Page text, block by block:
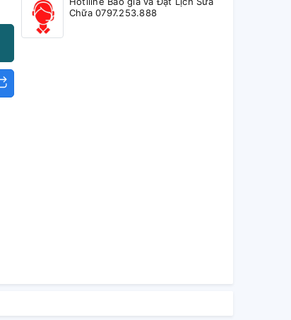
Chữa 0797.253.888